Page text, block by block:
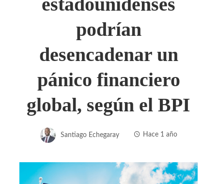
podrían
desencadenar un
pánico financiero
global, según el BPI
Santiago Echegaray Hace 1 año